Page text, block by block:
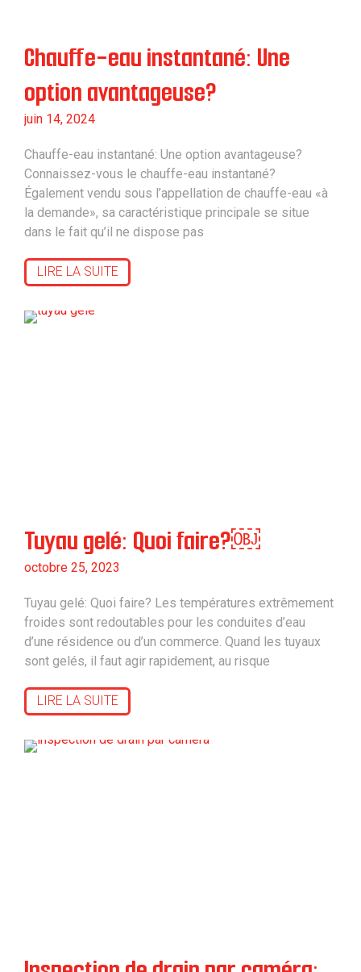
Chauffe-eau instantané: Une
option avantageuse?
juin 14, 2024
Chauffe-eau instantané: Une option avantageuse?
Connaissez-vous le chauffe-eau instantané?
Également vendu sous l’appellation de chauffe-eau «à
la demande», sa caractéristique principale se situe
dans le fait qu’il ne dispose pas
LIRE LA SUITE
Tuyau gelé: Quoi faire?￼
octobre 25, 2023
Tuyau gelé: Quoi faire? Les températures extrêmement
froides sont redoutables pour les conduites d’eau
d’une résidence ou d’un commerce. Quand les tuyaux
sont gelés, il faut agir rapidement, au risque
LIRE LA SUITE